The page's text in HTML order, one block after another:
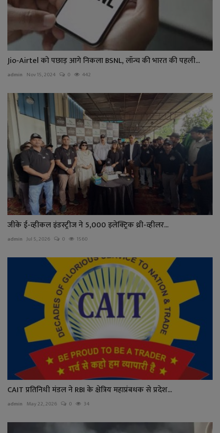
Jio-Airtel को पछाड़ आगे निकला BSNL, लॉन्च की भारत की पहली...
admin Nov 15, 2024 0 442
जीके ई-व्हीकल इंडस्ट्रीज ने 5,000 इलेक्ट्रिक थ्री-व्हीलर...
admin Jul 5, 2026 0 1560
CAIT प्रतिनिधी मंडल ने RBI के क्षेत्रिय महाप्रंबधक से प्रदेश...
admin May 22, 2026 0 34